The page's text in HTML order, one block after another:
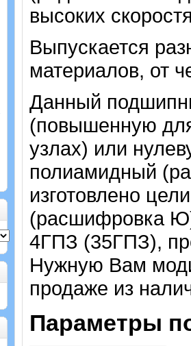
высоких
Выпускается
материалов, от
Данный
(повышенную
узлах) или
полиамидный
изготовлено
(расшифровка
4ГПЗ (35ГПЗ),
Нужную Вам
продаже из
Параметры